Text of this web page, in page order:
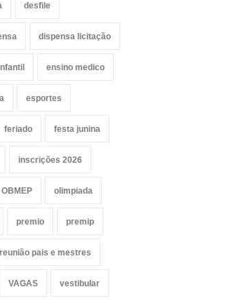
desfile
dispensa licitação
ensino medico
esportes
feriado festa junina
inscrições 2026
OBMEP olimpiada
premio premip
reunião pais e mestres
VAGAS vestibular